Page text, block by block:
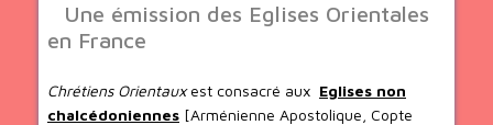
Une émission des Eglises Orientales
en France
Chrétiens Orientauxest consacré aux Eglises non
chalcédoniennes [Arménienne Apostolique, Copte